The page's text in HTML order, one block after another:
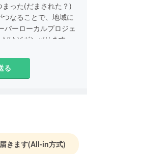
まった(だまされた？)
なることで、地域に
パーローカルプロジェ
けどガンバリます！#
者
る
きます(All-in方式)